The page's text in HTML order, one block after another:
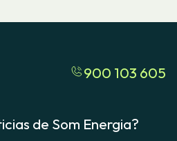
900 103 605
de Som Energia?